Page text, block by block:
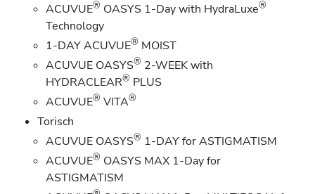
ACUVUE® OASYS 1-Day with HydraLuxe®
Technology
1-DAY ACUVUE® MOIST
ACUVUE OASYS® 2-WEEK with
HYDRACLEAR® PLUS
ACUVUE® VITA®
Torisch
ACUVUE OASYS® 1-DAY for ASTIGMATISM
ACUVUE® OASYS MAX 1-Day for
ASTIGMATISM